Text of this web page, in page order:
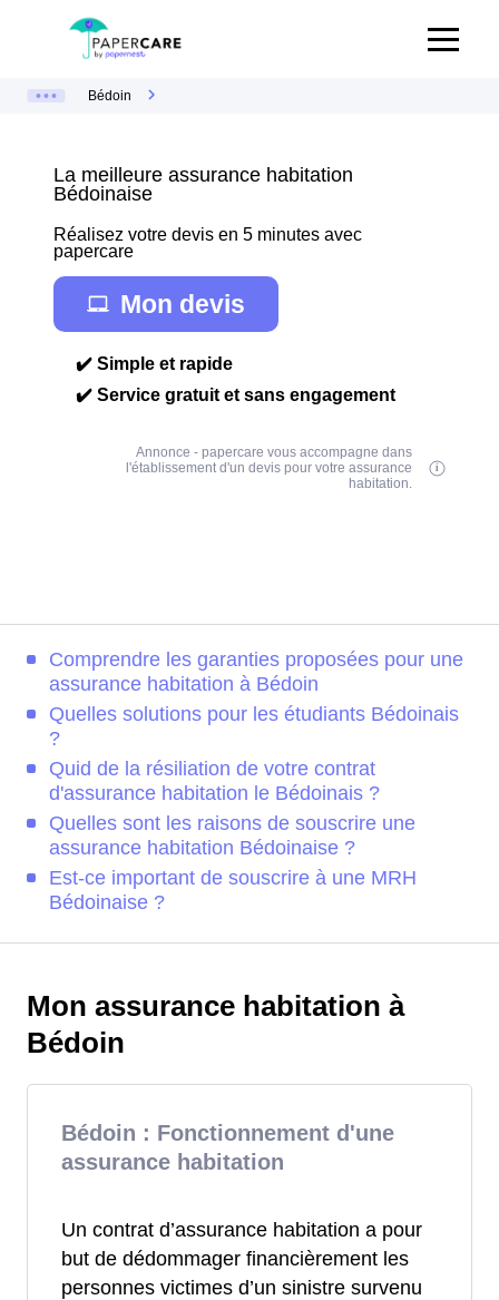
Bédoin
La meilleure assurance habitation
Bédoinaise
Réalisez votre devis en 5 minutes avec
papercare
Mon devis
✔️ Simple et rapide
✔️ Service gratuit et sans engagement
Annonce - papercare vous accompagne dans
l'établissement d'un devis pour votre assurance
habitation.
Comprendre les garanties proposées pour une
assurance habitation à Bédoin
Quelles solutions pour les étudiants Bédoinais
?
Quid de la résiliation de votre contrat
d'assurance habitation le Bédoinais ?
Quelles sont les raisons de souscrire une
assurance habitation Bédoinaise ?
Est-ce important de souscrire à une MRH
Bédoinaise ?
Mon assurance habitation à
Bédoin
Bédoin : Fonctionnement d'une
assurance habitation
Un contrat d’assurance habitation a pour
but de dédommager financièrement les
personnes victimes d’un sinistre survenu